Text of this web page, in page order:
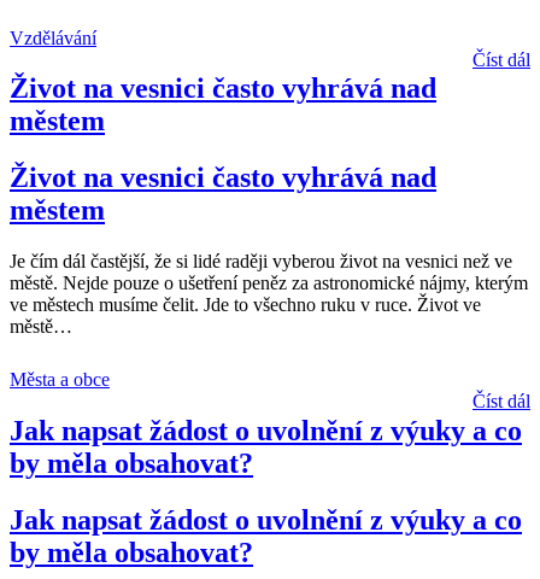
Vzdělávání
Číst dál
Život na vesnici často vyhrává nad
městem
Život na vesnici často vyhrává nad
městem
Je čím dál častější, že si lidé raději vyberou život na vesnici než ve
městě. Nejde pouze o ušetření peněz za astronomické nájmy, kterým
ve městech musíme čelit. Jde to všechno ruku v ruce. Život ve
městě…
Města a obce
Číst dál
Jak napsat žádost o uvolnění z výuky a co
by měla obsahovat?
Jak napsat žádost o uvolnění z výuky a co
by měla obsahovat?